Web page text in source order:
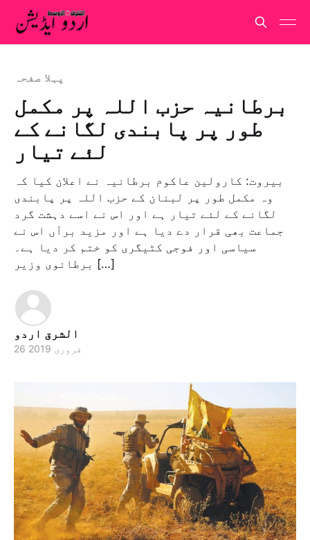
پہلا صفحہ
برطانیہ حزب اللہ پر مکمل
طور پر پابندی لگانے کے
لئے تیار
بیروت: کارولین عاکوم برطانیہ نے اعلان کیا کہ
وہ مکمل طور پر لبنان کے حزب اللہ پر پابندی
لگانے کے لئے تیار ہے اور اس نے اسے دہشت گرد
جماعت بھی قرار دے دیا ہے اور مزيد برآں اس نے
سیاسی اور فوجی کٹیگری کو ختم کر دیا ہے۔
برطانوی وزیر […]
الشرق اردو
26 فروری 2019